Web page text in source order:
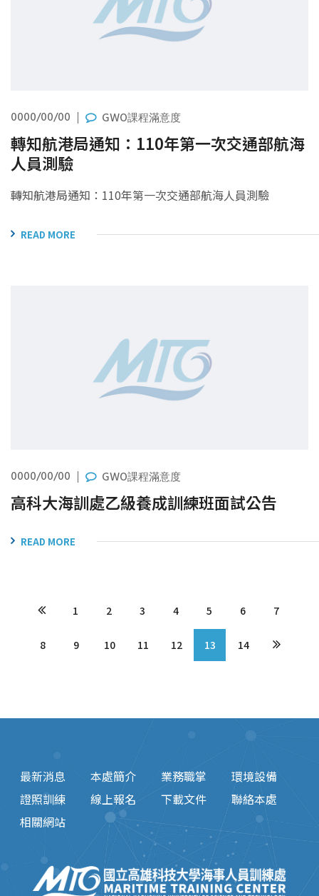
0000/00/00 GWO課程滿意度
轉知航港局通知：110年第一次交通部航海
人員測驗
轉知航港局通知：110年第一次交通部航海人員測驗
READ MORE
0000/00/00 GWO課程滿意度
高科大海訓處乙級養成訓練班面試公告
READ MORE
1 2 3 4 5 6 7
8 9 10 11 12 13 14
最新消息 本處簡介 業務職掌
環境設備
證照訓練
線上報名 下載文件
聯絡本處
相關網站